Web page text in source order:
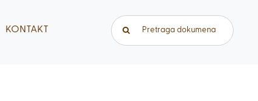
KONTAKT Traži...